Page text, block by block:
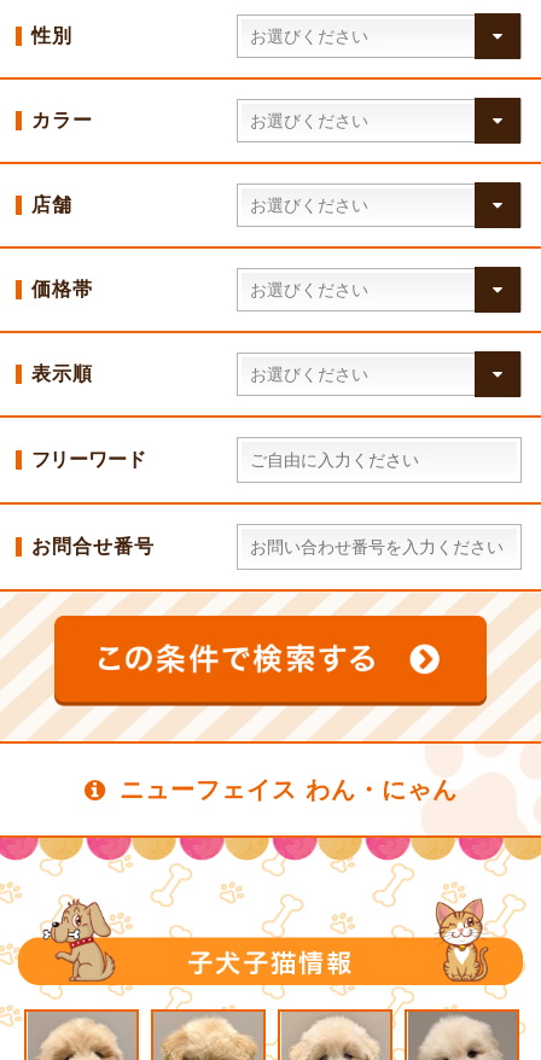
性別
カラー
店舗
価格帯
表示順
フリーワード
お問合せ番号
ニューフェイス わん・にゃん